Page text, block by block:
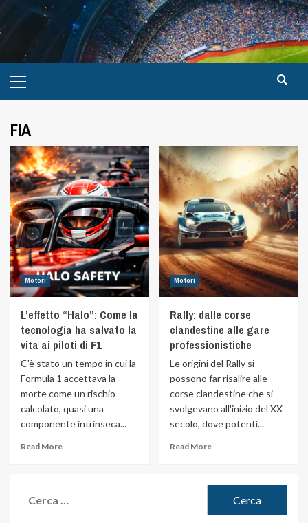
FIA
Motori
L’effetto “Halo”: Come la
tecnologia ha salvato la
vita ai piloti di F1
C'è stato un tempo in cui la
Formula 1 accettava la
morte come un rischio
calcolato, quasi una
componente intrinseca...
Read More
Motori
Rally: dalle corse
clandestine alle gare
professionistiche
Le origini del Rally si
possono far risalire alle
corse clandestine che si
svolgevano all'inizio del XX
secolo, dove potenti...
Read More